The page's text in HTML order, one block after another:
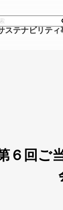
ステナビリティ
６回ご